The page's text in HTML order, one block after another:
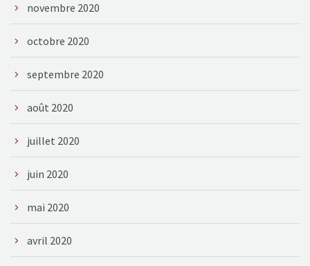
novembre 2020
octobre 2020
septembre 2020
août 2020
juillet 2020
juin 2020
mai 2020
avril 2020